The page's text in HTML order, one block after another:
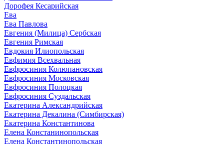
Дорофея Кесарийская
Ева
Ева Павлова
Евгения (Милица) Сербская
Евгения Римская
Евдокия Илиопольская
Евфимия Всехвальная
Евфросиния Колюпановская
Евфросиния Московская
Евфросиния Полоцкая
Евфросиния Суздальская
Екатерина Александрийская
Екатерина Декалина (Симбирская)
Екатерина Константинова
Елена Констанинопольская
Елена Константинопольская